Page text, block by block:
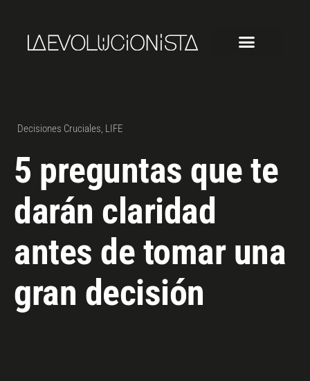
Decisiones Cruciales, LIFE
5 preguntas que te
darán claridad
antes de tomar una
gran decisión